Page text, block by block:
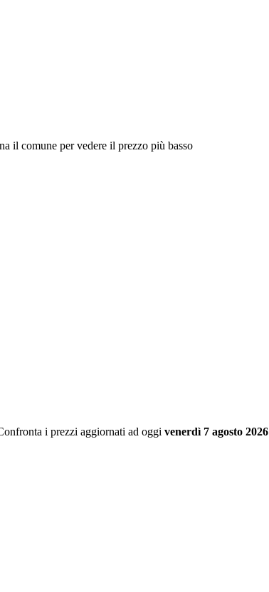
il comune per vedere il prezzo più basso
i prezzi aggiornati ad oggi venerdì 7 agosto 2026